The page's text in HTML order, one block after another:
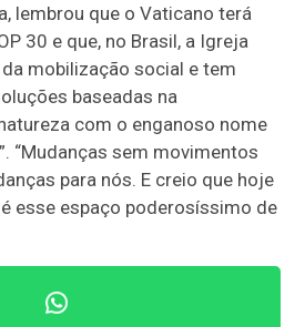
lembrou que o Vaticano terá
30 e que, no Brasil, a Igreja
mobilização social e tem
baseadas na
com o enganoso nome
“Mudanças sem movimentos
para nós. E creio que hoje
esse espaço poderosíssimo de